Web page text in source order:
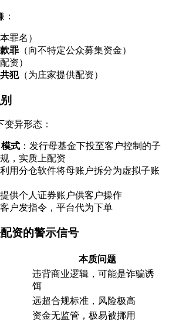
罪名）
罪 （向不特定公众募集资金）
资）
犯（为庄家提供配资）
异形态：
式 ：发行母基金下投至客户控制的子
，实质上配资
利用分仓软件将母账户拆分为虚拟子账
提供个人证券账户供客户操作
客户发指令，平台代为下单
资的警示信号
本质问题
违背商业逻辑，可能是诈骗诱
饵
远超合规标准，风险极高
资金无监管，极易被挪用